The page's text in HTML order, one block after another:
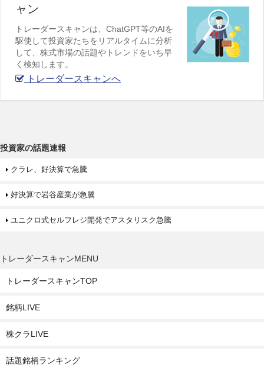
ャン
トレーダースキャンは、ChatGPT等のAIを
駆使して投資家たちをリアルタイムに分析
して、株式市場の話題やトレンドをいち早
く検知します。
トレーダースキャンへ
投資家の話題速報
クラレ、好決算で急騰
好決算で岩谷産業が急騰
ユニクロ式セルフレジ開発でアスタリスク急騰
トレーダースキャンMENU
トレーダースキャンTOP
銘柄LIVE
株クラLIVE
話題銘柄ランキング